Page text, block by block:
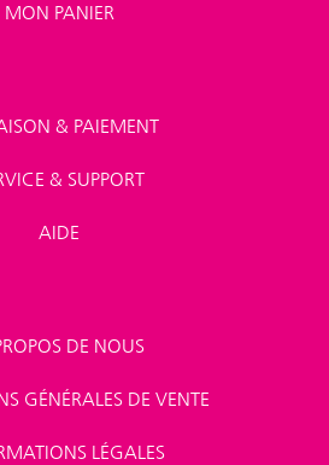
MON PANIER
& PAIEMENT
& SUPPORT
AIDE
DE NOUS
GÉNÉRALES DE VENTE
LÉGALES